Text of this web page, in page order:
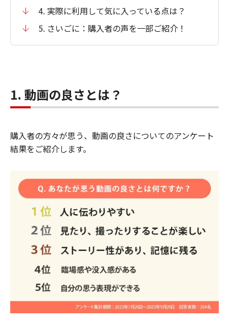
4. 実際に利用して気に入っている点は？
5. さいごに：購入者の声を一部ご紹介！
1. 動画の良さとは？
購入者の方々が思う、動画の良さについてのアンケート
結果をご紹介します。